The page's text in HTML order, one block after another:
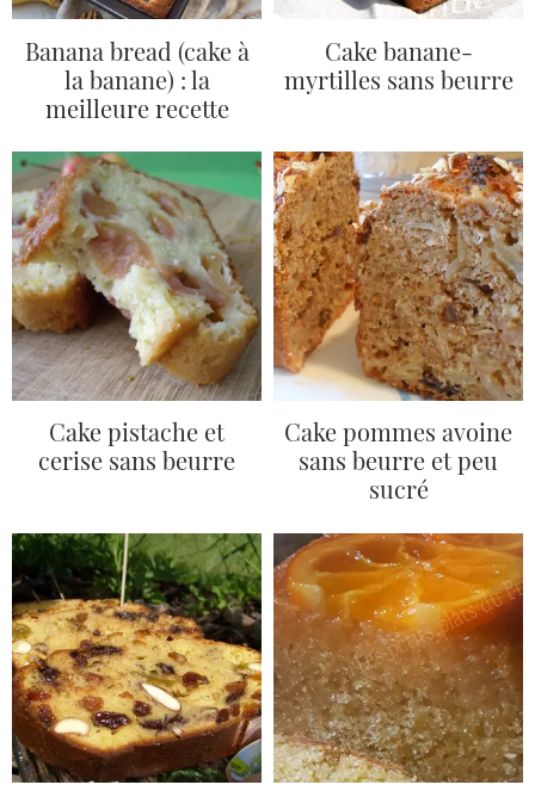
Banana bread (cake à
la banane) : la
meilleure recette
Cake banane-
myrtilles sans beurre
Cake pistache et
cerise sans beurre
Cake pommes avoine
sans beurre et peu
sucré